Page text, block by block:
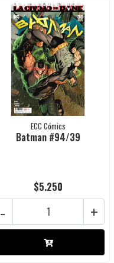
ECC Cómics
Batman #94/39
$5.250
+
-